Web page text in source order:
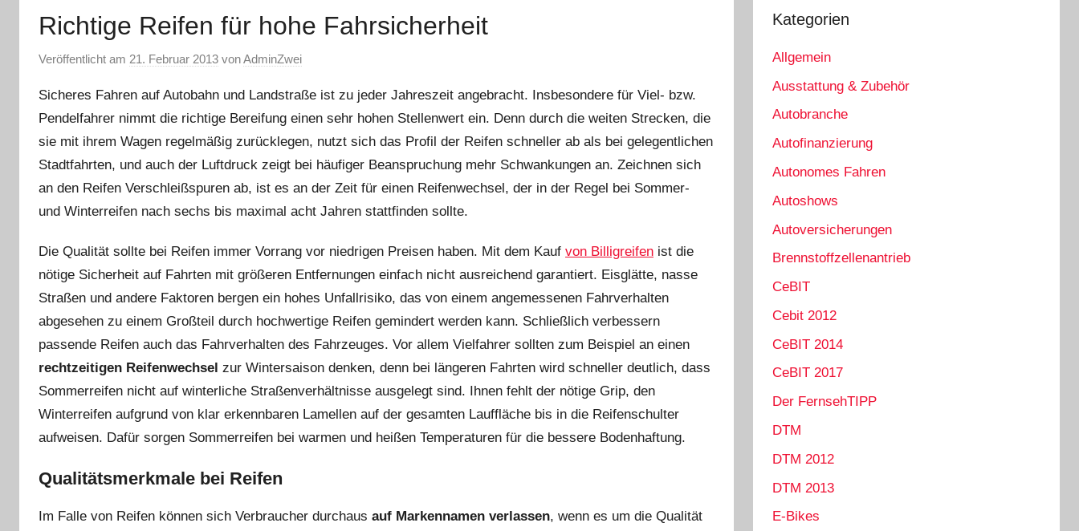
Richtige Reifen für hohe Fahrsicherheit
Veröffentlicht am 21. Februar 2013 vonAdminZwei
Sicheres Fahren auf Autobahn und Landstraße ist zu jeder Jahreszeit angebracht. Insbesondere für Viel- bzw.
Pendelfahrer nimmt die richtige Bereifung einen sehr hohen Stellenwert ein. Denn durch die weiten Strecken, die
sie mit ihrem Wagen regelmäßig zurücklegen, nutzt sich das Profil der Reifen schneller ab als bei gelegentlichen
Stadtfahrten, und auch der Luftdruck zeigt bei häufiger Beanspruchung mehr Schwankungen an. Zeichnen sich
an den Reifen Verschleißspuren ab, ist es an der Zeit für einen Reifenwechsel, der in der Regel bei Sommer-
und Winterreifen nach sechs bis maximal acht Jahren stattfinden sollte.
Die Qualität sollte bei Reifen immer Vorrang vor niedrigen Preisen haben. Mit dem Kauf von Billigreifen ist die
nötige Sicherheit auf Fahrten mit größeren Entfernungen einfach nicht ausreichend garantiert. Eisglätte, nasse
Straßen und andere Faktoren bergen ein hohes Unfallrisiko, das von einem angemessenen Fahrverhalten
abgesehen zu einem Großteil durch hochwertige Reifen gemindert werden kann. Schließlich verbessern
passende Reifen auch das Fahrverhalten des Fahrzeuges. Vor allem Vielfahrer sollten zum Beispiel an einen
rechtzeitigen Reifenwechsel zur Wintersaison denken, denn bei längeren Fahrten wird schneller deutlich, dass
Sommerreifen nicht auf winterliche Straßenverhältnisse ausgelegt sind. Ihnen fehlt der nötige Grip, den
Winterreifen aufgrund von klar erkennbaren Lamellen auf der gesamten Lauffläche bis in die Reifenschulter
aufweisen. Dafür sorgen Sommerreifen bei warmen und heißen Temperaturen für die bessere Bodenhaftung.
Qualitätsmerkmale bei Reifen
Im Falle von Reifen können sich Verbraucher durchaus auf Markennamen verlassen, wenn es um die Qualität
Kategorien
Allgemein
Ausstattung & Zubehör
Autobranche
Autofinanzierung
Autonomes Fahren
Autoshows
Autoversicherungen
Brennstoffzellenantrieb
CeBIT
Cebit 2012
CeBIT 2014
CeBIT 2017
Der FernsehTIPP
DTM
DTM 2012
DTM 2013
E-Bikes